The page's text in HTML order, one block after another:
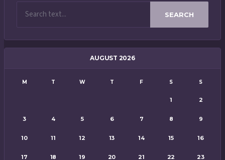
SEARCH
AUGUST 2026
M T W T F S S
1 2
3 4 5 6 7 8 9
10 11 12 13 14 15 16
17 18 19 20 21 22 23